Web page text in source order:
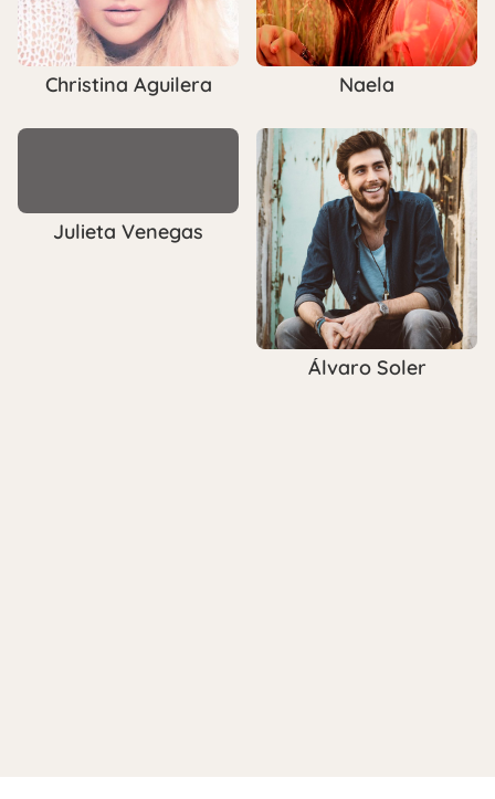
Christina Aguilera Naela
Julieta Venegas
Álvaro Soler